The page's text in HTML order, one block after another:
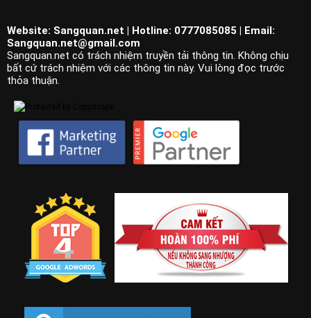
Website: Sangquan.net | Hotline: 0777085085 | Email:
Sangquan.net@gmail.com
Sangquan.net có trách nhiệm truyền tải thông tin. Không chịu
bất cứ trách nhiệm với các thông tin này. Vui lòng đọc trước
thỏa thuận.